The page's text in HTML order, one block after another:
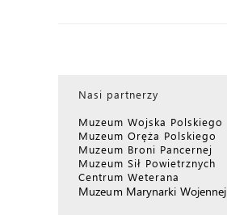
Nasi partnerzy
Muzeum Wojska Polskiego
Muzeum Oręża Polskiego
Muzeum Broni Pancernej
Muzeum Sił Powietrznych
Centrum Weterana
Muzeum Marynarki Wojennej